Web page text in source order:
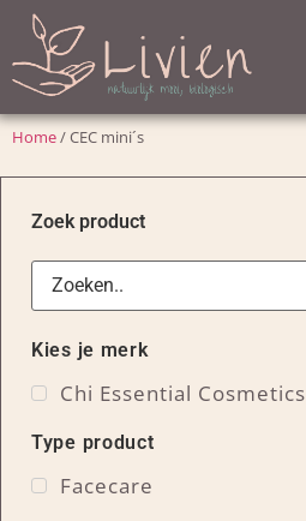
Home/ CEC mini´s
Zoek product
Kies je merk
Chi Essential Cosmetics
Type product
Facecare